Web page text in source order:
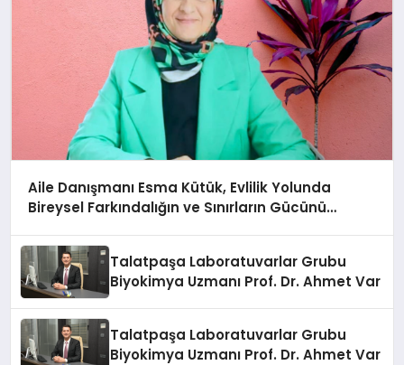
Aile Danışmanı Esma Kütük, Evlilik Yolunda
Bireysel Farkındalığın ve Sınırların Gücünü
Talatpaşa Laboratuvarlar Grubu
Biyokimya Uzmanı Prof. Dr. Ahmet Var
Talatpaşa Laboratuvarlar Grubu
Biyokimya Uzmanı Prof. Dr. Ahmet Var